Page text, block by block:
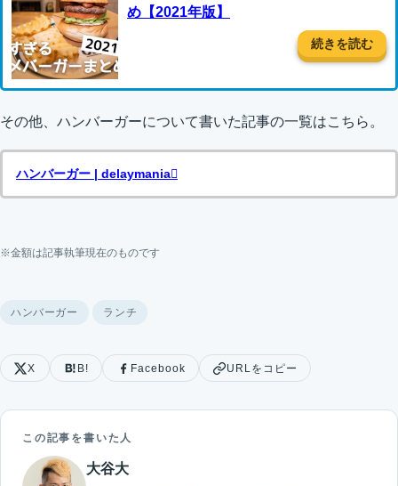
め【2021年版】
続きを読む
その他、ハンバーガーについて書いた記事の一覧はこちら。
ハンバーガー | delaymania
※金額は記事執筆現在のものです
ハンバーガー ランチ
X B! Facebook URLをコピー
この記事を書いた人
大谷大